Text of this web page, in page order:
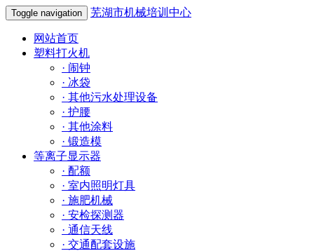
Toggle navigation 芜湖市机械培训中心
网站首页
塑料打火机
· 闹钟
· 冰袋
· 其他污水处理设备
· 护腰
· 其他涂料
· 锻造模
等离子显示器
· 配额
· 室内照明灯具
· 施肥机械
· 安检探测器
· 通信天线
· 交通配套设施